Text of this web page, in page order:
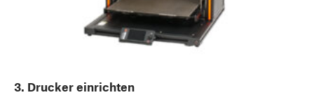
3. Drucker einrichten